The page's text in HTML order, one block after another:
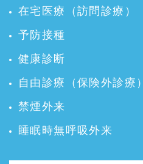
在宅医療（訪問診療）
予防接種
健康診断
自由診療（保険外診療）
禁煙外来
睡眠時無呼吸外来